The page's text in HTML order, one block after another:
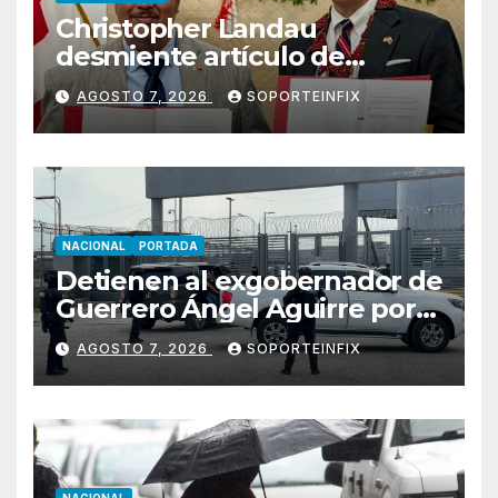
Christopher Landau
desmiente artículo de
Foreign Policy sobre visita a
Islas Salomón
AGOSTO 7, 2026 SOPORTEINFIX
NACIONAL PORTADA
Detienen al exgobernador de
Guerrero Ángel Aguirre por
obstrucción en el caso
Ayotzinapa
AGOSTO 7, 2026 SOPORTEINFIX